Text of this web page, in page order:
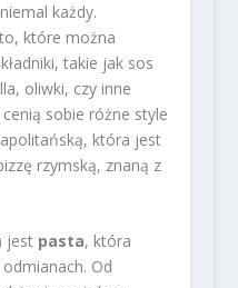
każdy.
które można
takie jak sos
oliwki, czy inne
sobie różne style
która jest
rzymską, znaną z
jest pasta, która
Od